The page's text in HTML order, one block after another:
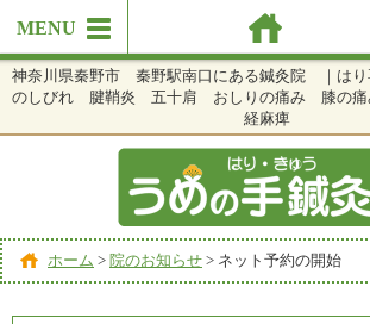
MENU
神奈川県秦野市 秦野駅南口にある鍼灸院 ｜は
のしびれ 腱鞘炎 五十肩 おしりの痛み 膝の
経麻痺
ホーム > 院のお知らせ > ネット予約の開始